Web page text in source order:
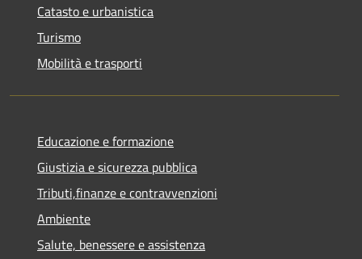
Catasto e urbanistica
Turismo
Mobilità e trasporti
Educazione e formazione
Giustizia e sicurezza pubblica
Tributi,finanze e contravvenzioni
Ambiente
Salute, benessere e assistenza